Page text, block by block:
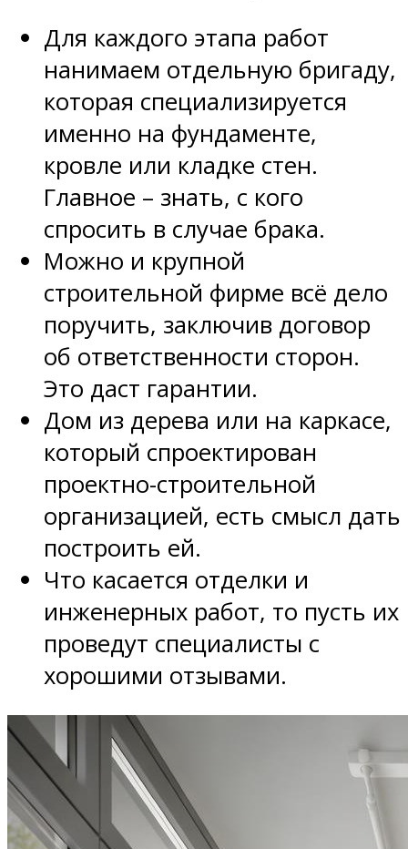
Для каждого этапа работ
нанимаем отдельную бригаду,
которая специализируется
именно на фундаменте,
кровле или кладке стен.
Главное – знать, с кого
спросить в случае брака.
Можно и крупной
строительной фирме всё дело
поручить, заключив договор
об ответственности сторон.
Это даст гарантии.
Дом из дерева или на каркасе,
который спроектирован
проектно-строительной
организацией, есть смысл дать
построить ей.
Что касается отделки и
инженерных работ, то пусть их
проведут специалисты с
хорошими отзывами.